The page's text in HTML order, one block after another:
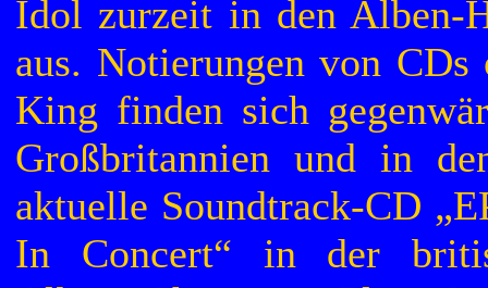
Idol zurzeit in den Alben-
aus. Notierungen von
King finden sich
Großbritannien und in
aktuelle Soundtrack-CD
In Concert“ in der